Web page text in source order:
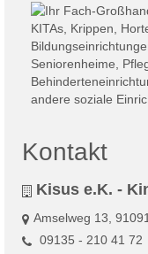
Kontakt
Kisus e.K. -
Amselweg 13,
09135 - 210 41 72